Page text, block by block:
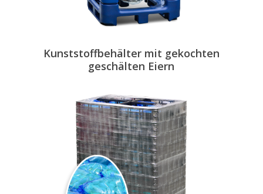
Kunststoffbehälter mit gekochten
geschälten Eiern